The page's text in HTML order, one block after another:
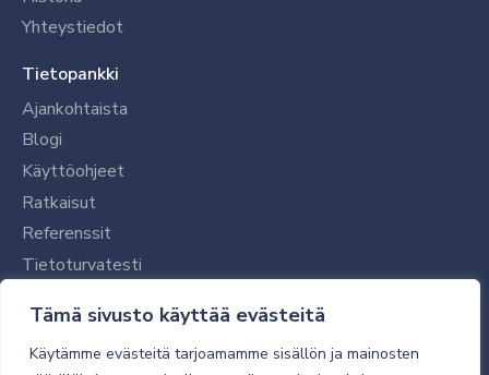
Tämä sivusto käyttää evästeitä
Käytämme evästeitä tarjoamamme sisällön ja mainosten
Yhteystiedot
Tietopankki
Ajankohtaista
Blogi
Käyttöohjeet
Ratkaisut
Referenssit
Tietoturvatesti
Tilaajalle
Toimitustavat ja -kulut